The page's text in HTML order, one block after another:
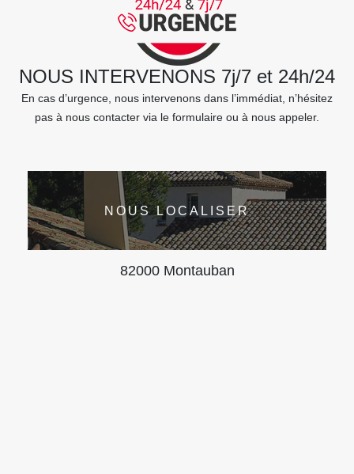
NOUS INTERVENONS 7j/7 et 24h/24
En cas d’urgence, nous intervenons dans l’immédiat, n’hésitez
pas à nous contacter via le formulaire ou à nous appeler.
NOUS LOCALISER
82000 Montauban